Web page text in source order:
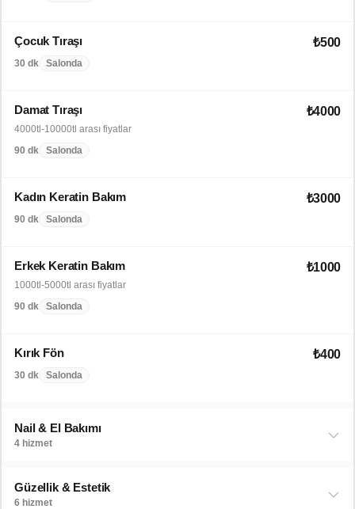
Çocuk Tıraşı
30 dk Salonda
₺500
Damat Tıraşı
4000tl-10000tl arası fiyatlar
90 dk
Salonda
₺4000
Kadın Keratin Bakım
90 dk Salonda
₺3000
Erkek Keratin Bakım
1000tl-5000tl arası fiyatlar
90 dk
Salonda
₺1000
Kırık Fön
30 dk Salonda
₺400
Nail & El Bakımı
4 hizmet
Güzellik & Estetik
6 hizmet